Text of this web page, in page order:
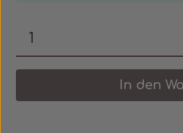
Produkt Anzahl:
In den